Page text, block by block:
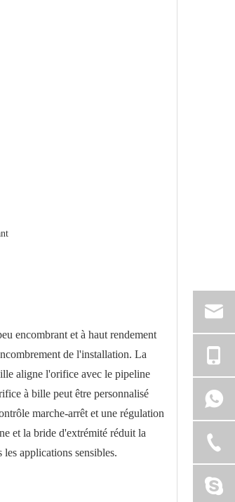
encombrant et à haut rendement
de l'installation. La
aligne l'orifice avec le pipeline
à bille peut être personnalisé
marche-arrêt et une régulation
et la bride d'extrémité réduit la
applications sensibles.